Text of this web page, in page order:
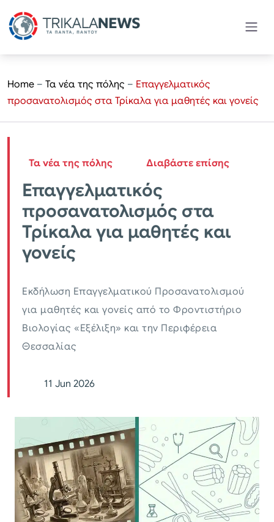
Home – Τα νέα της πόλης – Επαγγελματικός
προσανατολισμός στα Τρίκαλα για μαθητές και γονείς
Τα νέα της πόλης Διαβάστε επίσης
Επαγγελματικός
προσανατολισμός στα
Τρίκαλα για μαθητές και
γονείς
Εκδήλωση Επαγγελματικού Προσανατολισμού
για μαθητές και γονείς από το Φροντιστήριο
Βιολογίας «Εξέλιξη» και την Περιφέρεια
Θεσσαλίας
11 Jun 2026